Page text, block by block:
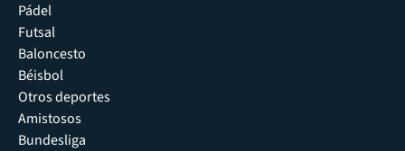
Pádel
Futsal
Baloncesto
Béisbol
Otros deportes
Amistosos
Bundesliga